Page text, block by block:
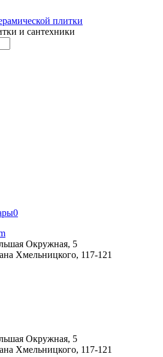
и сантехники
0
Окружная, 5
Хмельницкого, 117-121
Окружная, 5
Хмельницкого, 117-121